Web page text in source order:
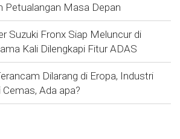
Petualangan Masa Depan
Suzuki Fronx Siap Meluncur di
Kali Dilengkapi Fitur ADAS
Dilarang di Eropa, Industri
Ada apa?